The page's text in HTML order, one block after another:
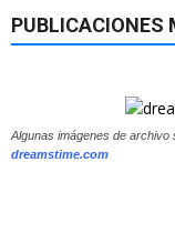
PUBLICACIONES
Algunas imágenes de
dreamstime.com